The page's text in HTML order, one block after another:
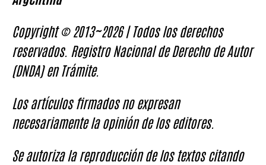
Copyright © 2013~2026 | Todos los derechos
reservados. Registro Nacional de Derecho de Autor
(DNDA) en Trámite.
Los artículos firmados no expresan
necesariamente la opinión de los editores.
Se autoriza la reproducción de los textos citando